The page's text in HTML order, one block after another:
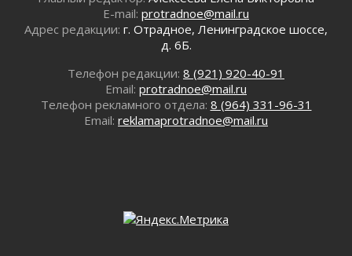
Лето без гаджетов
Болезнь девственниц и вампиров
Безмолвный крик о помощи
Не женское это дело...уверены?
E-mail: protradnoe@mail.ru
Адрес редакции: г. Отрадное, Ленинградское шоссе,
д. 6Б.
Телефон редакции: 8 (921) 920-40-91
Email: protradnoe@mail.ru
Телефон рекламного отдела: 8 (964) 331-96-31
Email: reklamaprotradnoe@mail.ru